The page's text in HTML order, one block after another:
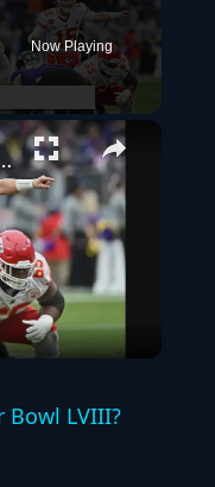
Now Playing
im Super Bowl LVIII?
LVIII?